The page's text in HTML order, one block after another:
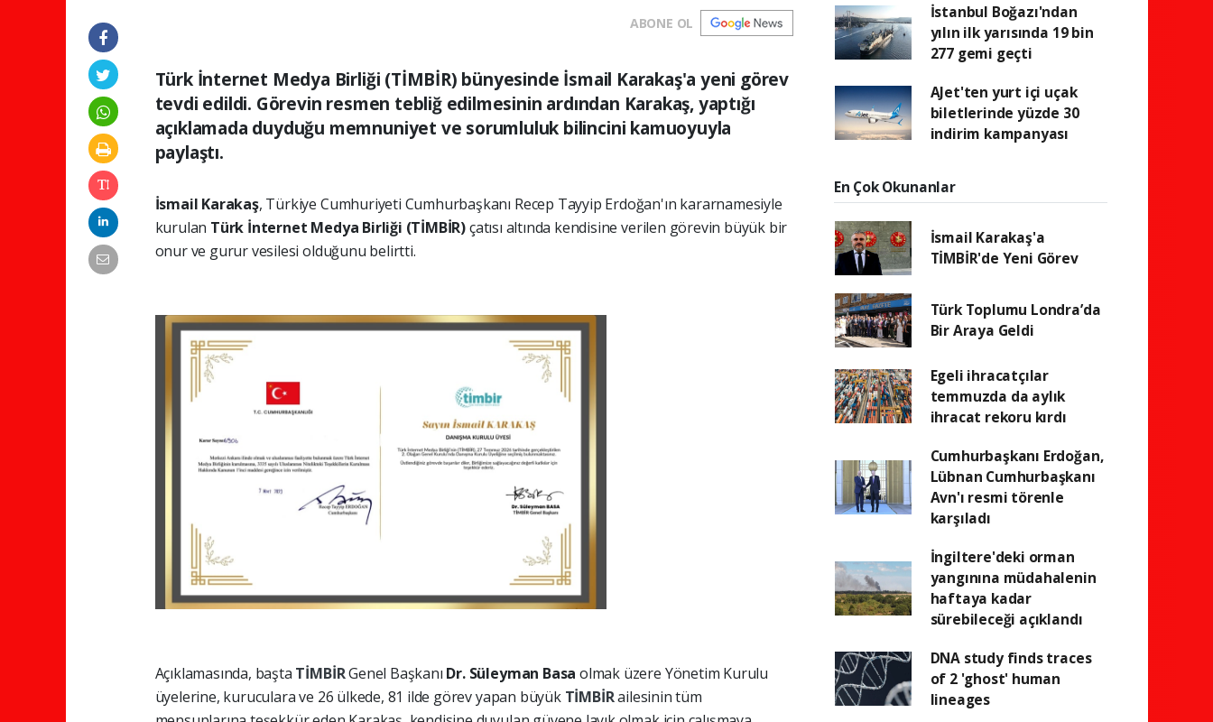
ABONE OL
Türk İnternet Medya Birliği (TİMBİR) bünyesinde İsmail Karakaş'a yeni görev
tevdi edildi. Görevin resmen tebliğ edilmesinin ardından Karakaş, yaptığı
açıklamada duyduğu memnuniyet ve sorumluluk bilincini kamuoyuyla
paylaştı.
İsmail Karakaş, Türkiye Cumhuriyeti Cumhurbaşkanı Recep Tayyip Erdoğan'ın kararnamesiyle
kurulan Türk İnternet Medya Birliği (TİMBİR)çatısı altında kendisine verilen görevin büyük bir
onur ve gurur vesilesi olduğunu belirtti.
Açıklamasında, başta TİMBİRGenel Başkanı Dr. Süleyman Basa olmak üzere Yönetim Kurulu
üyelerine, kuruculara ve 26 ülkede, 81 ilde görev yapan büyük TİMBİRailesinin tüm
İstanbul Boğazı'ndan
yılın ilk yarısında 19 bin
277 gemi geçti
AJet'ten yurt içi uçak
biletlerinde yüzde 30
indirim kampanyası
En Çok Okunanlar
İsmail Karakaş'a
TİMBİR'de Yeni Görev
Türk Toplumu Londra’da
Bir Araya Geldi
Egeli ihracatçılar
temmuzda da aylık
ihracat rekoru kırdı
Cumhurbaşkanı Erdoğan,
Lübnan Cumhurbaşkanı
Avn'ı resmi törenle
karşıladı
İngiltere'deki orman
yangınına müdahalenin
haftaya kadar
sürebileceği açıklandı
DNA study finds traces
of 2 'ghost' human
lineages